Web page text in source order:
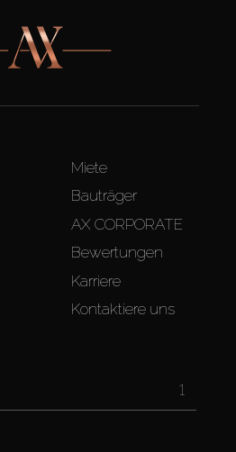
Miete
Bauträger
AX CORPORATE
Bewertungen
Karriere
Kontaktiere uns
1